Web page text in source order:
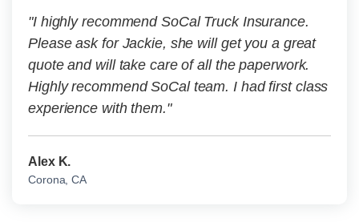
"I highly recommend SoCal Truck Insurance.
Please ask for Jackie, she will get you a great
quote and will take care of all the paperwork.
Highly recommend SoCal team. I had first class
experience with them."
Alex K.
Corona, CA